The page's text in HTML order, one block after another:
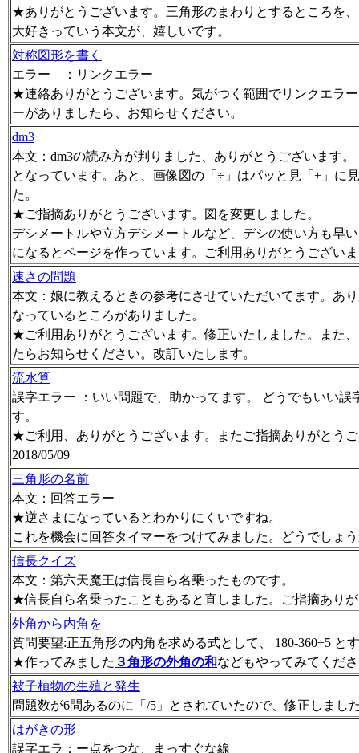
★ありがとうございます。三角形のまわりとするところを
大好きっていう本文が、嬉しいです。
対称図形を書く
エラー ：リンクエラー
★連絡ありがとうございます。気がつく範囲でリンクエラ
ーがありましたら、お知らせください。
dm3
本文：dm3の読み方が判りました、ありがとうございます
となっています。あと、画像図の「÷」はパッと見「+」に
た。
★ご指摘ありがとうございます。図を変更しました。
デシメートルや立方デシメートルなど、デシの使い方も早
になるとページを作っています。ご利用ありがとうござい
速さの問題
本文：娘に教えるときの参考にさせていただいてます。あ
なっているところがありました。
★ご利用ありがとうございます。修正いたしました。また
たらお知らせください。改訂いたします。
流水算
誤字エラー ：いい問題で、助かってます。 どうでもいい誤
す。
★ご利用、ありがとうございます。またご指摘ありがとう
2018/05/09
三角形の名前
本文：回答エラー
★逆さまになっているとわかりにくいですね。
これを機会に回答タイマーをつけてみました。どうでしょ
信長クイズ
本文：第六天魔王は信長自ら名乗ったものです。
★信長自ら名乗ったこともあると直しました。ご指摘あり
外角から内角を
質問要望:正五角形の内角を求める式として、 180-360÷5 と
★作ってみました ３角形の外角の和などもやってみてくだ
被子植物の生殖と発生
問題数が6問あるのに「/5」とされていたので、修正しまし
はがきの形
誤字エラ：ー点をつな、まっすぐな線